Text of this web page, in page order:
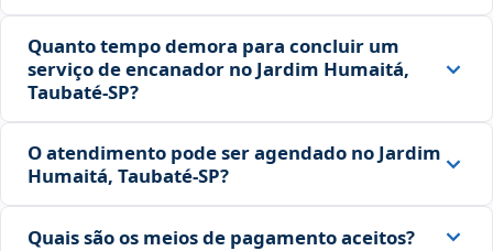
Quanto tempo demora para concluir um
serviço de encanador no Jardim Humaitá,
Taubaté‑SP?
O atendimento pode ser agendado no Jardim
Humaitá, Taubaté‑SP?
Quais são os meios de pagamento aceitos?